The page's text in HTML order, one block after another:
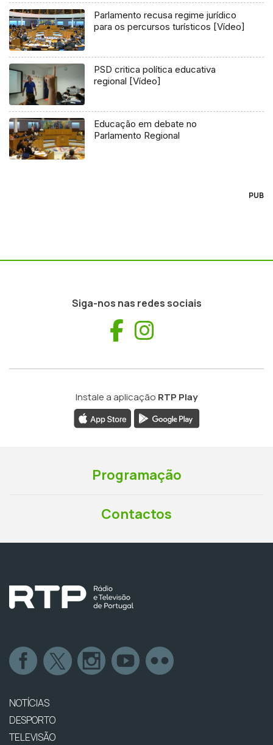
Parlamento recusa regime jurídico
para os percursos turísticos [Vídeo]
PSD critica política educativa
regional [Vídeo]
Educação em debate no
Parlamento Regional
PUB
Siga-nos nas redes sociais
Facebook
Instale a aplicação RTP Play
Programação
Contactos
NOTÍCIAS
DESPORTO
TELEVISÃO